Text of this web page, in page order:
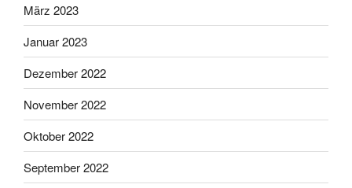
März 2023
Januar 2023
Dezember 2022
November 2022
Oktober 2022
September 2022